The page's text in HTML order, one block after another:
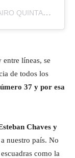
UNA PUBLICACIÓN COMPARTIDA DE NAIRO QUINTANA (@NAIROQUINCOFICIAL)
líneas, se
de todos los
37 y por esa
Chaves y
nuestro país. No
como la